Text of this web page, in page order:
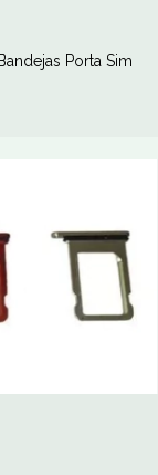
Bandejas Porta Sim